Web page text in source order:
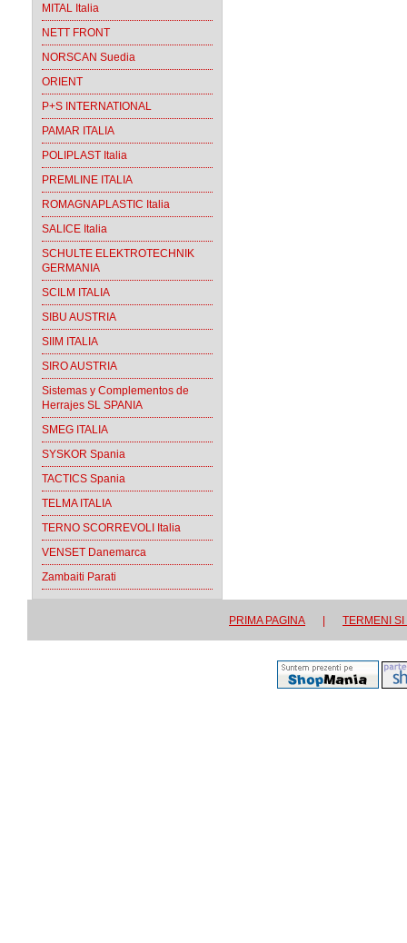
MITAL Italia
NETT FRONT
NORSCAN Suedia
ORIENT
P+S INTERNATIONAL
PAMAR ITALIA
POLIPLAST Italia
PREMLINE ITALIA
ROMAGNAPLASTIC Italia
SALICE Italia
SCHULTE ELEKTROTECHNIK
GERMANIA
SCILM ITALIA
SIBU AUSTRIA
SIIM ITALIA
SIRO AUSTRIA
Sistemas y Complementos de
Herrajes SL SPANIA
SMEG ITALIA
SYSKOR Spania
TACTICS Spania
TELMA ITALIA
TERNO SCORREVOLI Italia
VENSET Danemarca
Zambaiti Parati
PRIMA PAGINA TERMENI SI